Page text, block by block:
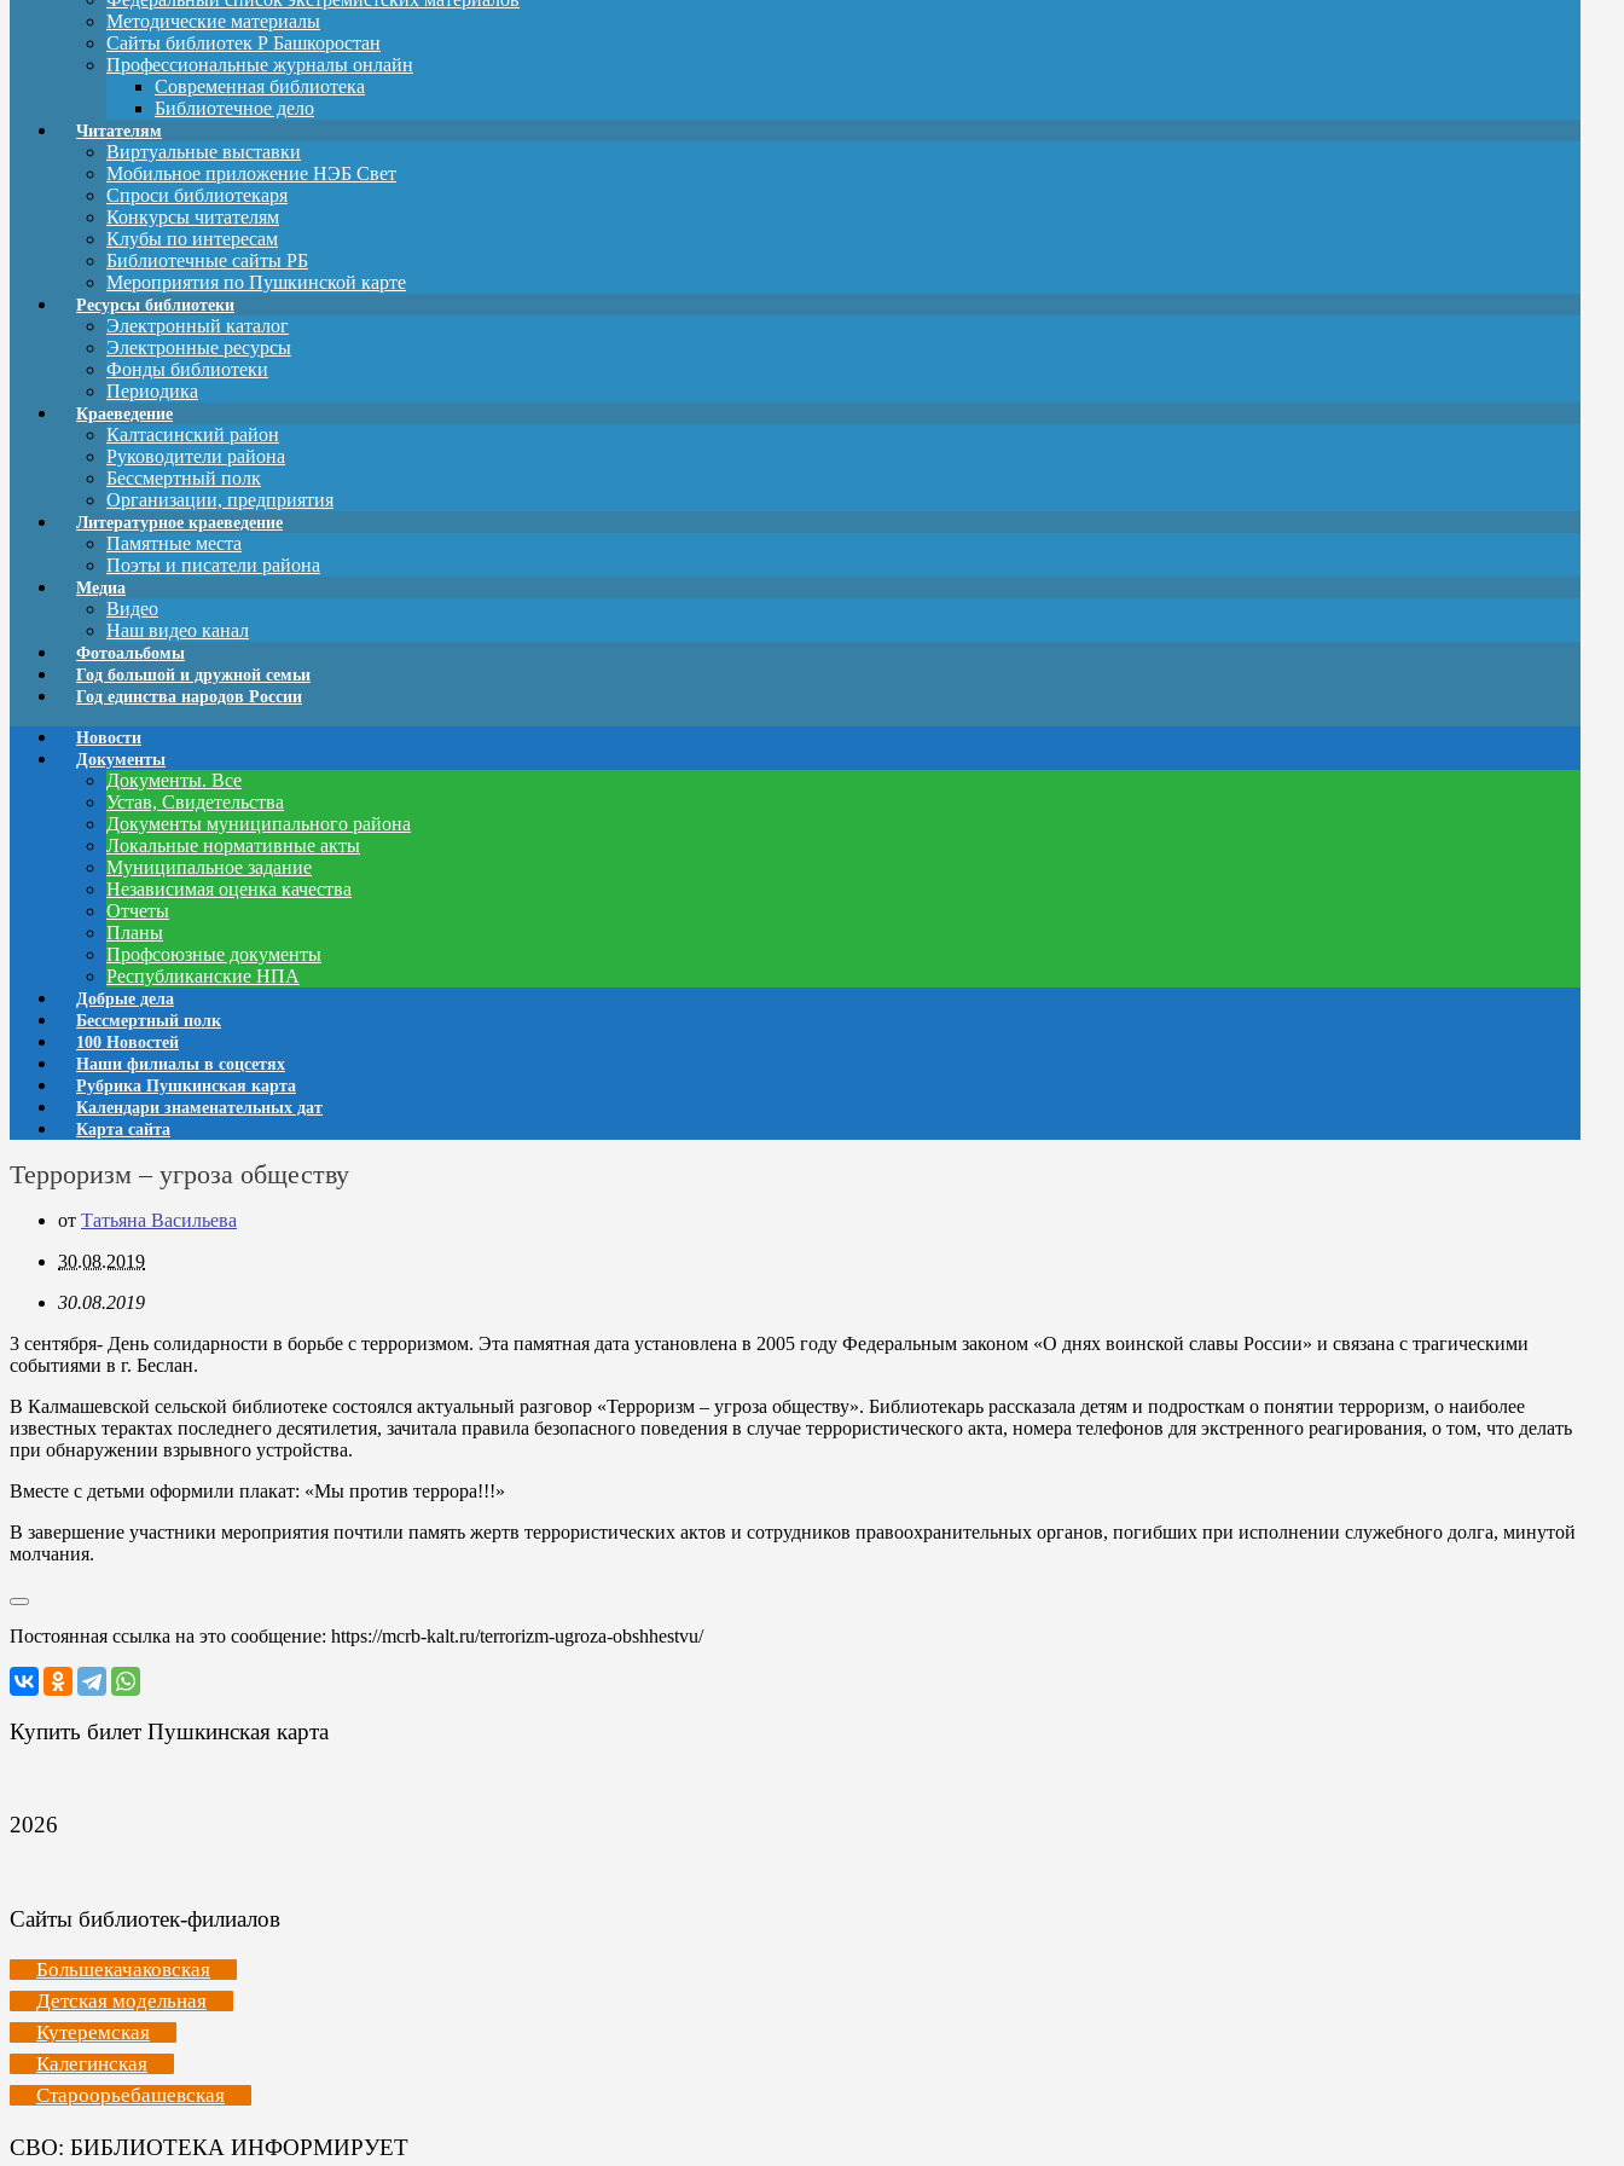
Методические материалы
Сайты библиотек Р Башкоростан
Профессиональные журналы онлайн
Современная библиотека
Библиотечное дело
Читателям
Виртуальные выставки
Мобильное приложение НЭБ Свет
Спроси библиотекаря
Конкурсы читателям
Клубы по интересам
Библиотечные сайты РБ
Мероприятия по Пушкинской карте
Ресурсы библиотеки
Электронный каталог
Электронные ресурсы
Фонды библиотеки
Периодика
Краеведение
Калтасинский район
Руководители района
Бессмертный полк
Организации, предприятия
Литературное краеведение
Памятные места
Поэты и писатели района
Медиа
Видео
Наш видео канал
Фотоальбомы
Год большой и дружной семьи
Год единства народов России
Новости
Документы
Документы. Все
Устав, Свидетельства
Документы муниципального района
Локальные нормативные акты
Муниципальное задание
Независимая оценка качества
Отчеты
Планы
Профсоюзные документы
Республиканские НПА
Добрые дела
Бессмертный полк
100 Новостей
Наши филиалы в соцсетях
Рубрика Пушкинская карта
Календари знаменательных дат
Карта сайта
Терроризм – угроза обществу
от Татьяна Васильева
30.08.2019
30.08.2019
3 сентября- День солидарности в борьбе с терроризмом. Эта памятная дата установлена в 2005 году Федеральным законом «О днях воинской славы России» и связана с трагическими
событиями в г. Беслан.
В Калмашевской сельской библиотеке состоялся актуальный разговор «Терроризм – угроза обществу». Библиотекарь рассказала детям и подросткам о понятии терроризм, о наиболее
известных терактах последнего десятилетия, зачитала правила безопасного поведения в случае террористического акта, номера телефонов для экстренного реагирования, о том, что делать
при обнаружении взрывного устройства.
Вместе с детьми оформили плакат: «Мы против террора!!!»
В завершение участники мероприятия почтили память жертв террористических актов и сотрудников правоохранительных органов, погибших при исполнении служебного долга, минутой
молчания.
Постоянная ссылка на это сообщение: https://mcrb-kalt.ru/terrorizm-ugroza-obshhestvu/
Купить билет Пушкинская карта
2026
Сайты библиотек-филиалов
Большекачаковская
Детская модельная
Кутеремская
Калегинская
Староорьебашевская
СВО: БИБЛИОТЕКА ИНФОРМИРУЕТ